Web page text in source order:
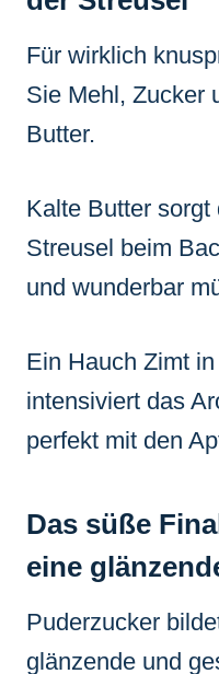
Für wirklich
Sie Mehl, Zucker
Butter.
Kalte Butter sorgt
Streusel beim
und wunderbar
Ein Hauch Zimt
intensiviert das
perfekt mit den
Das süße
eine
Puderzucker
glänzende und